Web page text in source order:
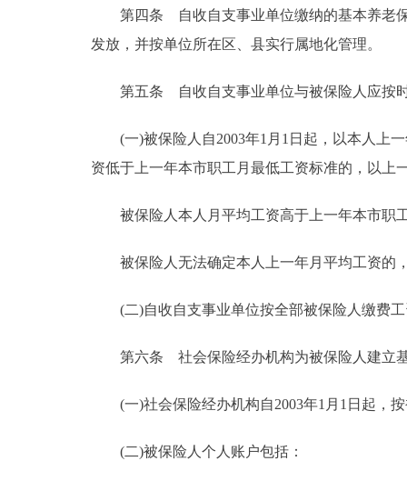
北京概况
DEUTSCH
ESPAÑOL
ITALIANO
第四条 自收自支事业单位缴纳的基本养老保
发放，并按单位所在区、县实行属地化管理。
第五条 自收自支事业单位与被保险人应按时
(一)被保险人自2003年1月1日起，以本人上
资低于上一年本市职工月最低工资标准的，以上
被保险人本人月平均工资高于上一年本市职工
被保险人无法确定本人上一年月平均工资的
(二)自收自支事业单位按全部被保险人缴费工
第六条 社会保险经办机构为被保险人建立基
(一)社会保险经办机构自2003年1月1日起，按
(二)被保险人个人账户包括：